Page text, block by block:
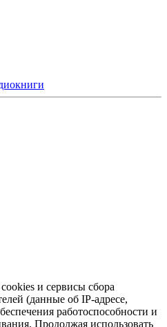
и сервисы сбора
(данные об IP-адресе,
работоспособности и
Продолжая использовать